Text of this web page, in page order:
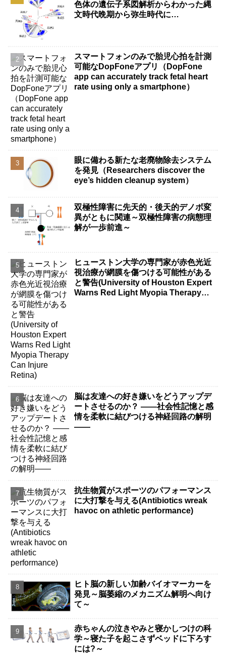
色体の遺伝子系図解析からわかった縄
文時代晩期から弥生時代に…
スマートフォンのみで胎児心拍を計測
可能なDopFoneアプリ（DopFone
app can accurately track fetal heart
rate using only a smartphone）
眼に備わる新たな老廃物除去システム
を発見（Researchers discover the
eye’s hidden cleanup system）
双極性障害に先天的・後天的デノボ変
異がともに関連～双極性障害の病態理
解が一歩前進～
ヒューストン大学の専門家が赤色光近
視治療が網膜を傷つける可能性がある
と警告(University of Houston Expert
Warns Red Light Myopia Therapy
脳は友達への好き嫌いをどうアップデ
ートさせるのか？ ――社会性記憶と感
情を柔軟に結びつける神経回路の解明
――
抗生物質がスポーツのパフォーマンス
に大打撃を与える(Antibiotics wreak
havoc on athletic performance)
ヒト脳の新しい加齢バイオマーカーを
発見～脳萎縮のメカニズム解明へ向け
て～
赤ちゃんの泣きやみと寝かしつけの科
学～寝た子を起こさずベッドに下ろす
には?～